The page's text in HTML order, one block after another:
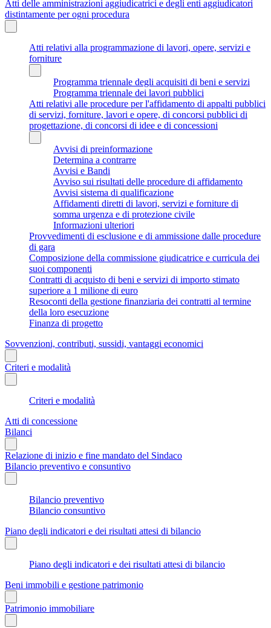
Atti delle amministrazioni aggiudicatrici e degli enti aggiudicatori
distintamente per ogni procedura
Atti relativi alla programmazione di lavori, opere, servizi e
forniture
Programma triennale degli acquisiti di beni e servizi
Programma triennale dei lavori pubblici
Atti relativi alle procedure per l'affidamento di appalti pubblici
di servizi, forniture, lavori e opere, di concorsi pubblici di
progettazione, di concorsi di idee e di concessioni
Avvisi di preinformazione
Determina a contrarre
Avvisi e Bandi
Avviso sui risultati delle procedure di affidamento
Avvisi sistema di qualificazione
Affidamenti diretti di lavori, servizi e forniture di
somma urgenza e di protezione civile
Informazioni ulteriori
Provvedimenti di esclusione e di ammissione dalle procedure
di gara
Composizione della commissione giudicatrice e curricula dei
suoi componenti
Contratti di acquisto di beni e servizi di importo stimato
superiore a 1 milione di euro
Resoconti della gestione finanziaria dei contratti al termine
della loro esecuzione
Finanza di progetto
Sovvenzioni, contributi, sussidi, vantaggi economici
Criteri e modalità
Criteri e modalità
Atti di concessione
Bilanci
Relazione di inizio e fine mandato del Sindaco
Bilancio preventivo e consuntivo
Bilancio preventivo
Bilancio consuntivo
Piano degli indicatori e dei risultati attesi di bilancio
Piano degli indicatori e dei risultati attesi di bilancio
Beni immobili e gestione patrimonio
Patrimonio immobiliare